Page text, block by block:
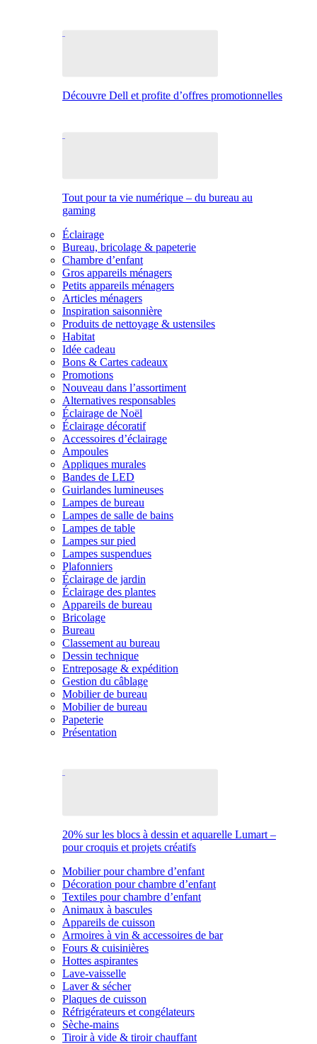
Découvre Dell et profite d’offres promotionnelles
Tout pour ta vie numérique – du bureau au
gaming
Éclairage
Bureau, bricolage & papeterie
Chambre d’enfant
Gros appareils ménagers
Petits appareils ménagers
Articles ménagers
Inspiration saisonnière
Produits de nettoyage & ustensiles
Habitat
Idée cadeau
Bons & Cartes cadeaux
Promotions
Nouveau dans l’assortiment
Alternatives responsables
Éclairage de Noël
Éclairage décoratif
Accessoires d’éclairage
Ampoules
Appliques murales
Bandes de LED
Guirlandes lumineuses
Lampes de bureau
Lampes de salle de bains
Lampes de table
Lampes sur pied
Lampes suspendues
Plafonniers
Éclairage de jardin
Éclairage des plantes
Appareils de bureau
Bricolage
Bureau
Classement au bureau
Dessin technique
Entreposage & expédition
Gestion du câblage
Mobilier de bureau
Mobilier de bureau
Papeterie
Présentation
20% sur les blocs à dessin et aquarelle Lumart –
pour croquis et projets créatifs
Mobilier pour chambre d’enfant
Décoration pour chambre d’enfant
Textiles pour chambre d’enfant
Animaux à bascules
Appareils de cuisson
Armoires à vin & accessoires de bar
Fours & cuisinières
Hottes aspirantes
Lave-vaisselle
Laver & sécher
Plaques de cuisson
Réfrigérateurs et congélateurs
Sèche-mains
Tiroir à vide & tiroir chauffant